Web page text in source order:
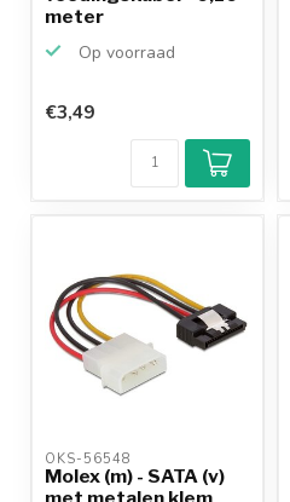
meter
Op voorraad
€3,49
OKS-56548
Molex (m) - SATA (v)